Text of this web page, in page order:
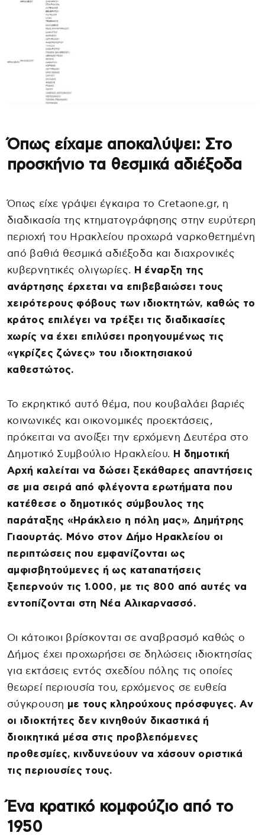
Όπως είχαμε αποκαλύψει: Στο
προσκήνιο τα θεσμικά αδιέξοδα
Όπως είχε γράψει έγκαιρα το Cretaone.gr, η
διαδικασία της κτηματογράφησης στην ευρύτερη
περιοχή του Ηρακλείου προχωρά ναρκοθετημένη
από βαθιά θεσμικά αδιέξοδα και διαχρονικές
κυβερνητικές ολιγωρίες. Η έναρξη της
ανάρτησης έρχεται να επιβεβαιώσει τους
χειρότερους φόβους των ιδιοκτητών, καθώς το
κράτος επιλέγει να τρέξει τις διαδικασίες
χωρίς να έχει επιλύσει προηγουμένως τις
«γκρίζες ζώνες» του ιδιοκτησιακού
καθεστώτος.
Το εκρηκτικό αυτό θέμα, που κουβαλάει βαριές
κοινωνικές και οικονομικές προεκτάσεις,
πρόκειται να ανοίξει την ερχόμενη Δευτέρα στο
Δημοτικό Συμβούλιο Ηρακλείου. Η δημοτική
Αρχή καλείται να δώσει ξεκάθαρες απαντήσεις
σε μια σειρά από φλέγοντα ερωτήματα που
κατέθεσε ο δημοτικός σύμβουλος της
παράταξης «Ηράκλειο η πόλη μας», Δημήτρης
Γιαουρτάς. Μόνο στον Δήμο Ηρακλείου οι
περιπτώσεις που εμφανίζονται ως
αμφισβητούμενες ή ως καταπατήσεις
ξεπερνούν τις 1.000, με τις 800 από αυτές να
εντοπίζονται στη Νέα Αλικαρνασσό.
Οι κάτοικοι βρίσκονται σε αναβρασμό καθώς ο
Δήμος έχει προχωρήσει σε δηλώσεις ιδιοκτησίας
για εκτάσεις εντός σχεδίου πόλης τις οποίες
θεωρεί περιουσία του, ερχόμενος σε ευθεία
σύγκρουση με τους κληρούχους πρόσφυγες. Αν
οι ιδιοκτήτες δεν κινηθούν δικαστικά ή
διοικητικά μέσα στις προβλεπόμενες
προθεσμίες, κινδυνεύουν να χάσουν οριστικά
τις περιουσίες τους.
Ένα κρατικό κομφούζιο από το
1950